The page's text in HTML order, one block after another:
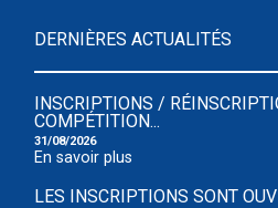
DERNIÈRES ACTUALITÉS
INSCRIPTIONS /
COMPÉTITION...
31/08/2026
En savoir plus
LES INSCRIPTIONS SONT